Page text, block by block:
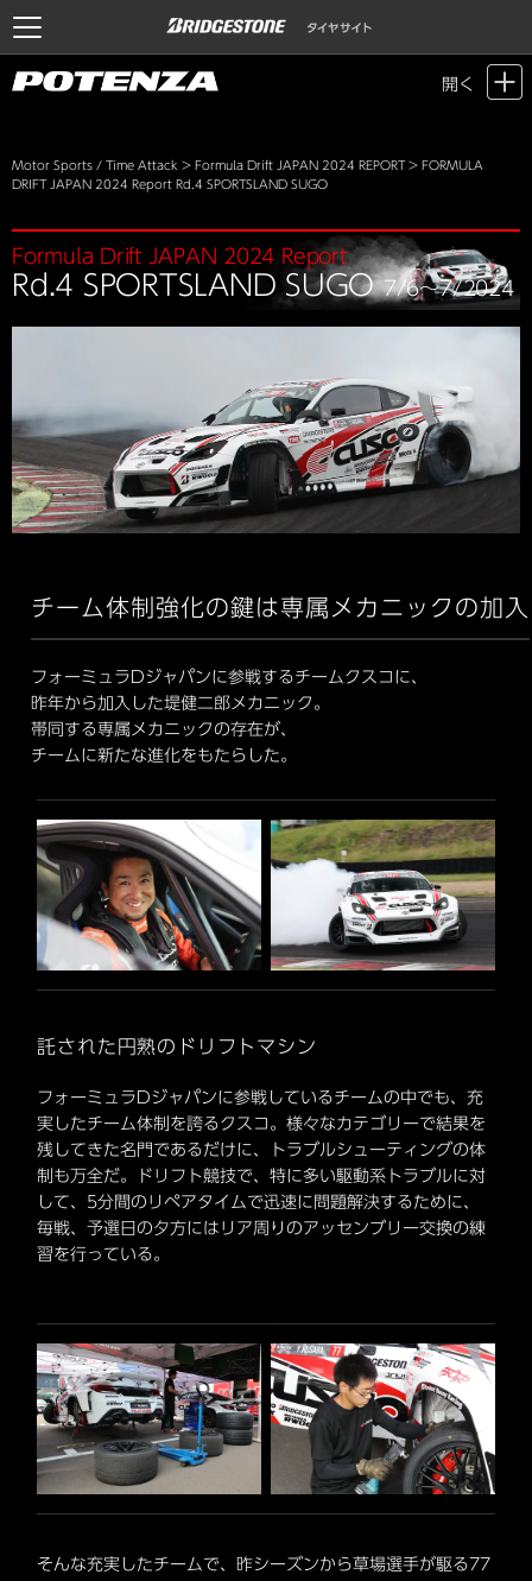
開く
Motor Sports / Time Attack > Formula Drift JAPAN 2024 REPORT> FORMULA
DRIFT JAPAN 2024 Report Rd.4 SPORTSLAND SUGO
Formula Drift JAPAN 2024 Report
Rd.4 SPORTSLAND SUGO7/6～7/2024
チーム体制強化の鍵は 専属メカニックの加入
フォーミュラDジャパンに参戦するチームクスコに、
昨年から加入した堤健二郎メカニック。
帯同する専属メカニックの存在が、
チームに新たな進化をもたらした。
託された円熟のドリフトマシン
フォーミュラDジャパンに参戦しているチームの中でも、充
実したチーム体制を誇るクスコ。様々なカテゴリーで結果を
残してきた名門であるだけに、トラブルシューティングの体
制も万全だ。ドリフト競技で、特に多い駆動系トラブルに対
して、5分間のリペアタイムで迅速に問題解決するために、
毎戦、予選日の夕方にはリア周りのアッセンブリー交換の練
習を行っている。
そんな充実したチームで、昨シーズンから草場選手が駆る77